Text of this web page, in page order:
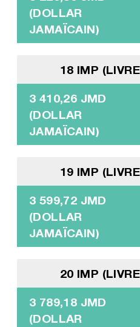
(DOLLAR
JAMAÏCAIN)
18 IMP
3 410,26 JMD
(DOLLAR
JAMAÏCAIN)
19 IMP
3 599,72 JMD
(DOLLAR
JAMAÏCAIN)
20 IMP
3 789,18 JMD
(DOLLAR